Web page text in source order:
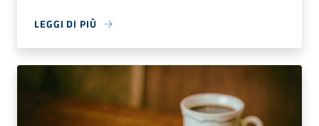
LEGGI DI PIÙ